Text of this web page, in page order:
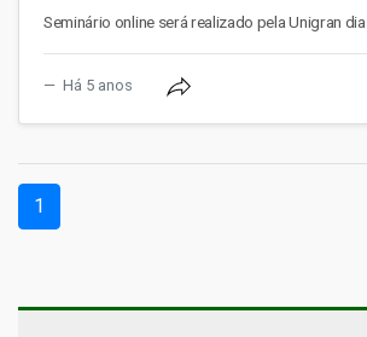
Seminário online será realizado pela Unigran
Há 5 anos
1